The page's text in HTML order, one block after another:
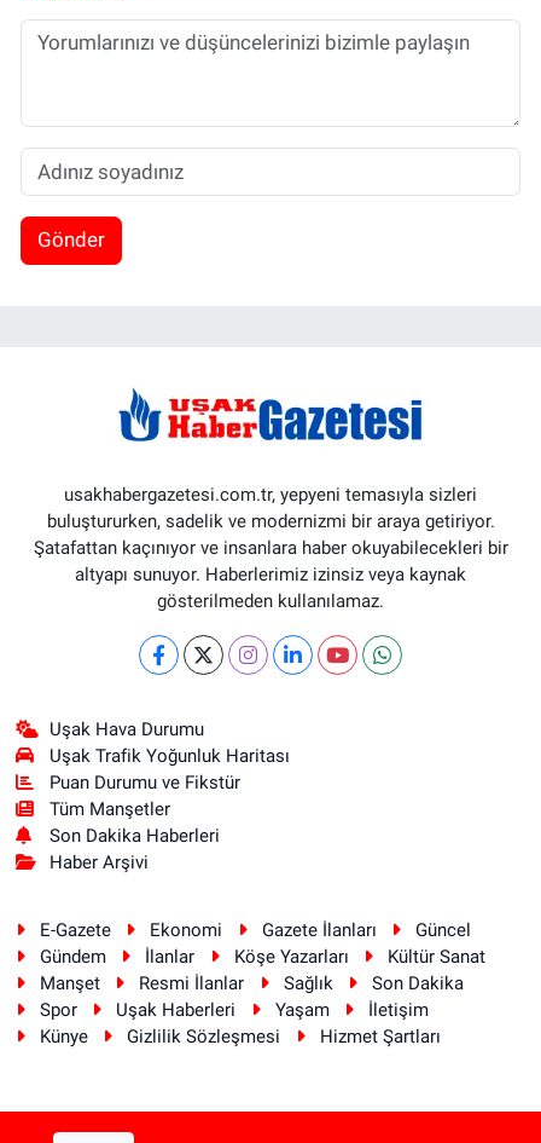
Gönder
usakhabergazetesi.com.tr, yepyeni temasıyla sizleri
buluştururken, sadelik ve modernizmi bir araya getiriyor.
Şatafattan kaçınıyor ve insanlara haber okuyabilecekleri bir
altyapı sunuyor. Haberlerimiz izinsiz veya kaynak
gösterilmeden kullanılamaz.
Uşak Hava Durumu
Uşak Trafik Yoğunluk Haritası
Puan Durumu ve Fikstür
Tüm Manşetler
Son Dakika Haberleri
Haber Arşivi
E-Gazete Ekonomi Gazete İlanları
Güncel
Gündem
İlanlar Köşe Yazarları
Kültür Sanat
Manşet
Resmi İlanlar Sağlık
Son Dakika
Spor
Uşak Haberleri Yaşam
İletişim
Künye
Gizlilik Sözleşmesi Hizmet Şartları